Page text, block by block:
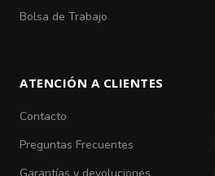
Bolsa de Trabajo
ATENCIÓN A CLIENTES
Contacto
Preguntas Frecuentes